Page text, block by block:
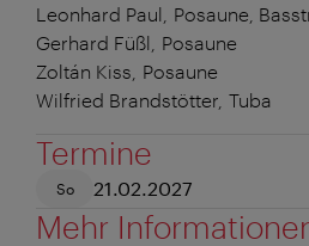
Leonhard Paul, Posaune,
Gerhard Füßl, Posaune
Zoltán Kiss, Posaune
Wilfried Brandstötter, Tuba
Termine
So 21.02.2027
Mehr